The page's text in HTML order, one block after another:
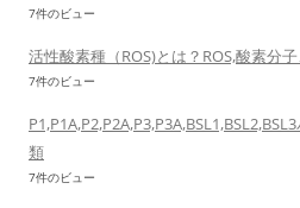
7件のビュー
活性酸素種（ROS)とは？ROS,酸素分
7件のビュー
類
7件のビュー